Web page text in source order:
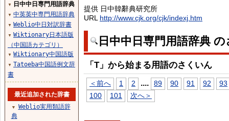
提供 日中韓辭典研究所
URL http://www.cjk.org/cjk/indexj.htm
日中中日専門用語辞典
「T」から始まる用語のさくいん
＜前へ 1 2 .... 89 90 91 92
93
100
101 次へ＞
▼ 日中中日専門用語辞典
▼ 中英英中専門用語辞典
▼ Weblio中日対訳辞書
▼ Wiktionary日本語版
（中国語カテゴリ）
▼ Wiktionary中国語版
▼ Tatoeba中国語例文辞
書
最近追加された辞書
▼
Weblio実用類語辞
典